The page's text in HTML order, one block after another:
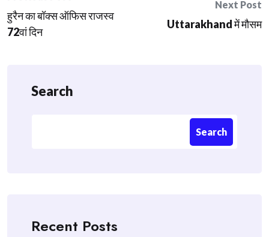
navigation
हुरैन का बॉक्स ऑफिस राजस्व
72वां दिन
Next Post
Uttarakhand में मौसम
Search
Search
Recent Posts